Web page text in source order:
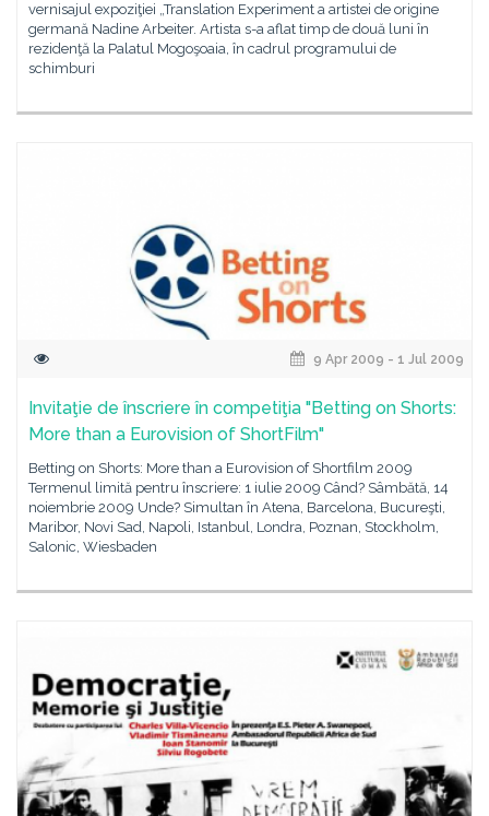
vernisajul expoziţiei „Translation Experiment a artistei de origine
germană Nadine Arbeiter. Artista s-a aflat timp de două luni în
rezidenţă la Palatul Mogoşoaia, în cadrul programului de
schimburi
9 Apr 2009 - 1 Jul 2009
Invitaţie de înscriere în competiţia "Betting on Shorts:
More than a Eurovision of ShortFilm"
Betting on Shorts: More than a Eurovision of Shortfilm 2009
Termenul limită pentru înscriere: 1 iulie 2009 Când? Sâmbătă, 14
noiembrie 2009 Unde? Simultan în Atena, Barcelona, Bucureşti,
Maribor, Novi Sad, Napoli, Istanbul, Londra, Poznan, Stockholm,
Salonic, Wiesbaden